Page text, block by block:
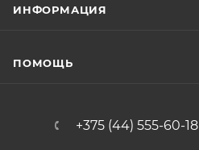
ИНФОРМАЦИЯ
ПОМОЩЬ
+375 (44) 555-60-18